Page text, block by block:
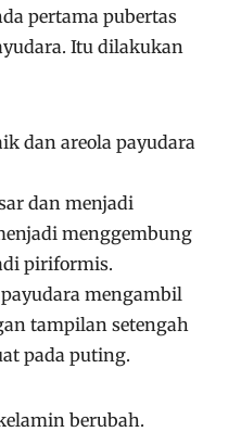
pertama pubertas
Itu dilakukan
dan areola payudara
dan menjadi
menggembung
piriformis.
mengambil
tampilan setengah
pada puting.
berubah.